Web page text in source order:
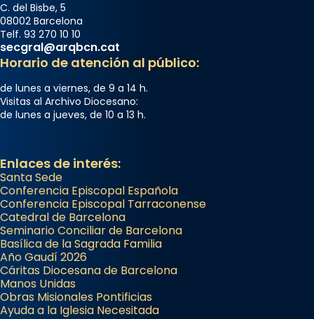
C. del Bisbe, 5
08002 Barcelona
Telf. 93 270 10 10
secgral@arqbcn.cat
Horario de atención al público:
de lunes a viernes, de 9 a 14 h.
Visitas al Archivo Diocesano:
de lunes a jueves, de 10 a 13 h.
Enlaces de interés:
Santa Sede
Conferencia Episcopal Española
Conferencia Episcopal Tarraconense
Catedral de Barcelona
Seminario Conciliar de Barcelona
Basílica de la Sagrada Familia
Año Gaudí 2026
Cáritas Diocesana de Barcelona
Manos Unidas
Obras Misionales Pontificias
Ayuda a la Iglesia Necesitada